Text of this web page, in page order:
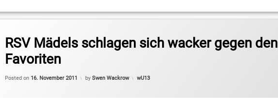
RSV Mädels schlagen sich wacker gegen den
Favoriten
Posted on 16. November 2011
Updated on 16. November 2011
by Swen Wackrow Categories:
wU13
Melanie Pydde
Swen Wackrow